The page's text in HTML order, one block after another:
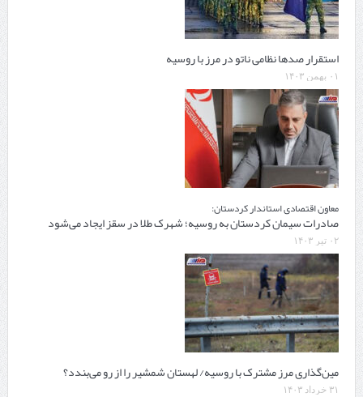
استقرار صدها نظامی ناتو در مرز با روسیه
۰۱ بهمن ۱۴۰۳
معاون اقتصادی استاندار کردستان:
صادرات سیمان کردستان به روسیه؛ شهرک طلا در سقز ایجاد می‌شود
۰۲ تیر ۱۴۰۳
مین‌گذاری مرز مشترک با روسیه/ لهستان شمشیر را از رو می‌بندد؟
۳۱ خرداد ۱۴۰۳